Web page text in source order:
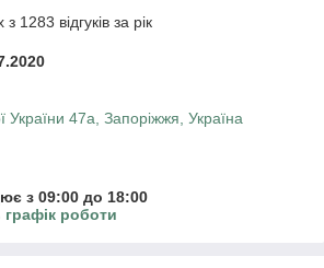
1283 відгуків за рік
України 47а, Запоріжжя, Україна
з 09:00 до 18:00
роботи